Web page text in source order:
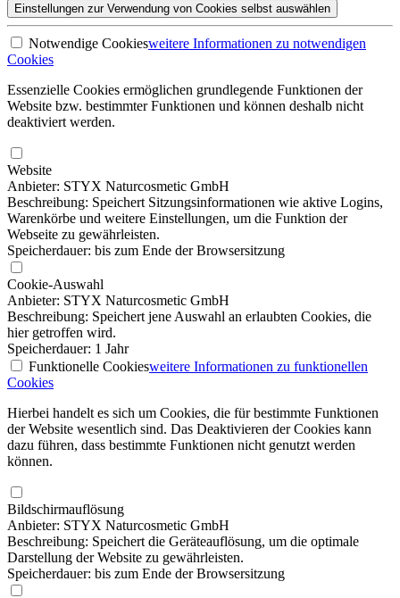
Einstellungen zur Verwendung von Cookies selbst auswählen
Notwendige Cookiesweitere Informationen zu notwendigen
Cookies
Essenzielle Cookies ermöglichen grundlegende Funktionen der
Website bzw. bestimmter Funktionen und können deshalb nicht
deaktiviert werden.
Website
Anbieter: STYX Naturcosmetic GmbH
Beschreibung: Speichert Sitzungsinformationen wie aktive Logins,
Warenkörbe und weitere Einstellungen, um die Funktion der
Webseite zu gewährleisten.
Speicherdauer: bis zum Ende der Browsersitzung
Cookie-Auswahl
Anbieter: STYX Naturcosmetic GmbH
Beschreibung: Speichert jene Auswahl an erlaubten Cookies, die
hier getroffen wird.
Speicherdauer: 1 Jahr
Funktionelle Cookiesweitere Informationen zu funktionellen
Cookies
Hierbei handelt es sich um Cookies, die für bestimmte Funktionen
der Website wesentlich sind. Das Deaktivieren der Cookies kann
dazu führen, dass bestimmte Funktionen nicht genutzt werden
können.
Bildschirmauflösung
Anbieter: STYX Naturcosmetic GmbH
Beschreibung: Speichert die Geräteauflösung, um die optimale
Darstellung der Website zu gewährleisten.
Speicherdauer: bis zum Ende der Browsersitzung